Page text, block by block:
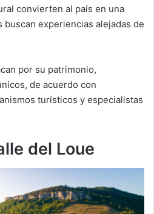
convierten al país en una
experiencias alejadas de
por su patrimonio,
de acuerdo con
turísticos y especialistas
del Loue